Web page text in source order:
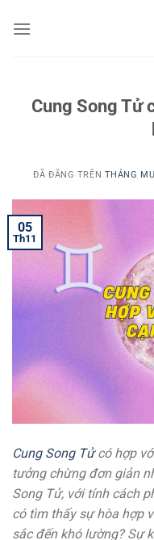
đến
Cung Song Tử
ĐÃ ĐĂNG TRÊN THÁNG
05
Th11
Cung Song Tửcó hợp
tưởng chừng đơn giản
Song Tử, với tính cách
có tìm thấy sự hòa hợp
sắc đến khó lường? Sự